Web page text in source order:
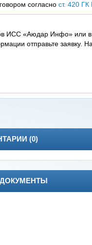
согласно ст. 420
ИСС «Аюдар Инфо» или
отправьте заявку.
(0)